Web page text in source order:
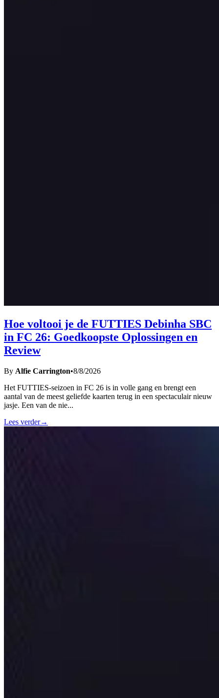
Hoe voltooi je de FUTTIES Debinha SBC
in FC 26: Goedkoopste Oplossingen en
Review
By Alfie Carrington•8/8/2026
Het FUTTIES-seizoen in FC 26 is in volle gang en brengt een
aantal van de meest geliefde kaarten terug in een spectaculair nieuw
jasje. Een van de nie...
Lees verder→